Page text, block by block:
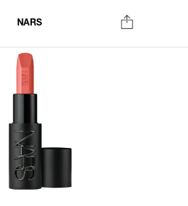
NARS